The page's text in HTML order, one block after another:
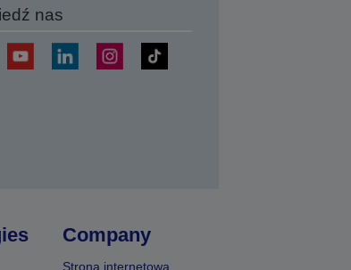
nas
Company
Strona internetowa